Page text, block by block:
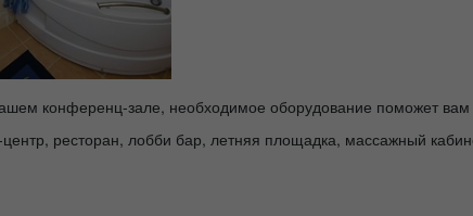
конференц-зале, необходимое оборудование поможет вам
ресторан, лобби бар, летняя площадка, массажный